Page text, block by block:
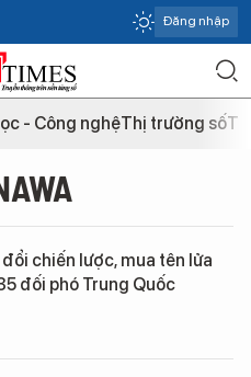
Đăng nhập
- Công nghệThị trường số
chiến lược, mua tên lửa
đối phó Trung Quốc